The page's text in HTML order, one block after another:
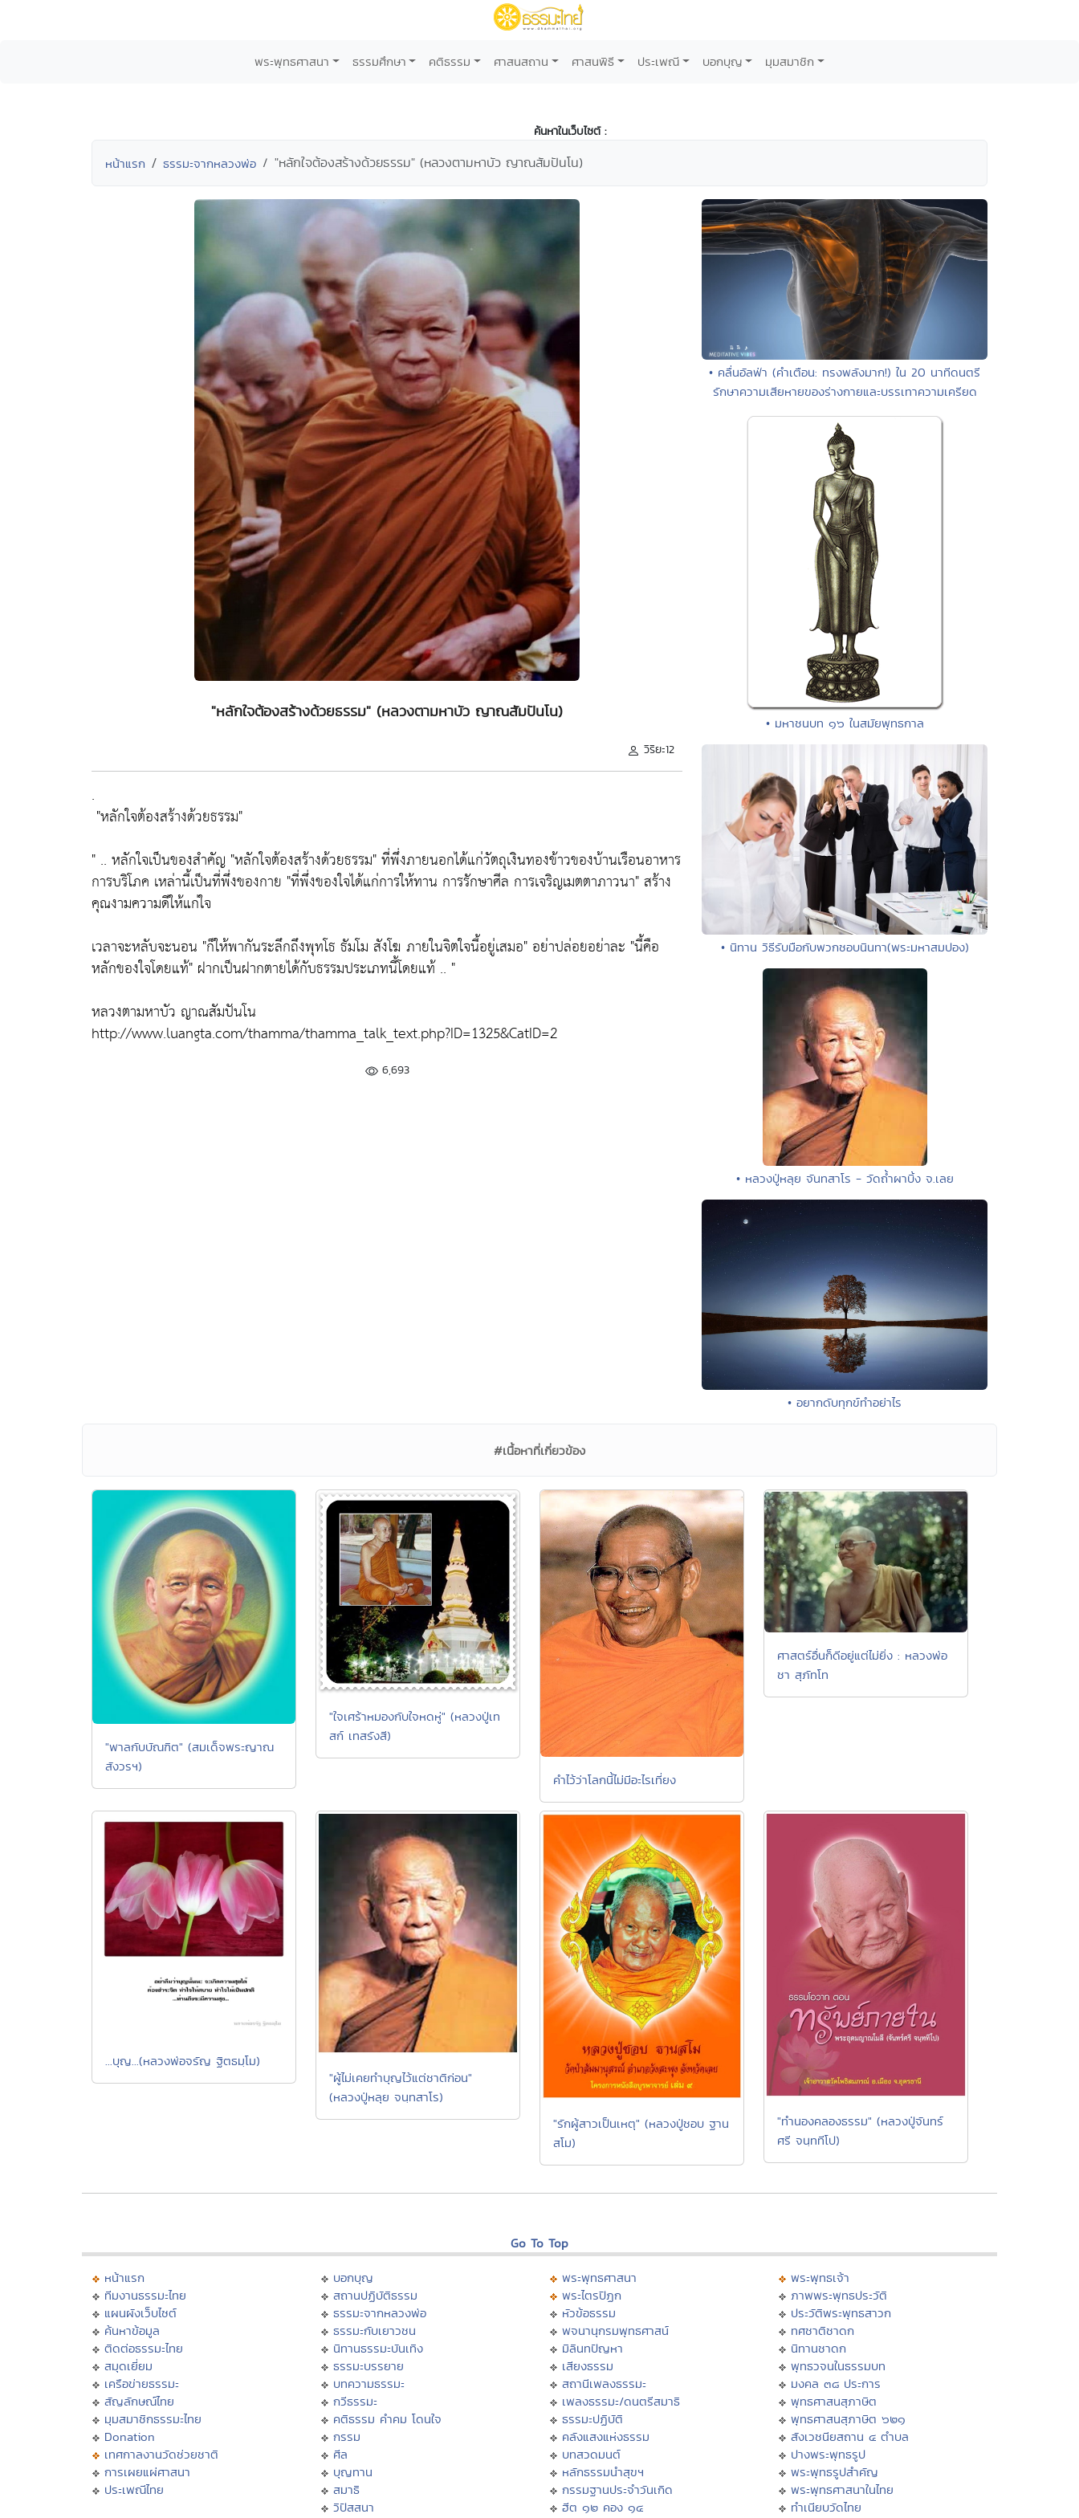
พระพุทธศาสนา ธรรมศึกษา คติธรรม ศาสนสถาน ศาสนพิธี ประเพณี บอกบุญ มุมสมาชิก
ค้นหาในเว็บไซต์ :
หน้าแรก ธรรมะจากหลวงพ่อ "หลักใจต้องสร้างด้วยธรรม" (หลวงตามหาบัว ญาณสัมปันโน)
"หลักใจต้องสร้างด้วยธรรม" (หลวงตามหาบัว ญาณสัมปันโน)
วิริยะ12
.
"หลักใจต้องสร้างด้วยธรรม"
" .. หลักใจเป็นของสำคัญ "หลักใจต้องสร้างด้วยธรรม"ที่พึ่งภายนอกได้แก่วัตถุเงินทองข้าวของบ้านเรือนอาหาร
การบริโภค เหล่านี้เป็นที่พึ่งของกาย "ที่พึ่งของใจได้แก่การให้ทาน การรักษาศีล การเจริญเมตตาภาวนา"สร้าง
คุณงามความดีให้แก่ใจ
เวลาจะหลับจะนอน "ก็ให้พากันระลึกถึงพุทโธ ธัมโม สังโฆ ภายในจิตใจนี้อยู่เสมอ"อย่าปล่อยอย่าละ "นี้คือ
หลักของใจโดยแท้" ฝากเป็นฝากตายได้กับธรรมประเภทนี้โดยแท้ .. "
หลวงตามหาบัว ญาณสัมปันโน
http://www.luangta.com/thamma/thamma_talk_text.php?ID=1325&CatID=2
6,693
• คลื่นอัลฟ่า (คำเตือน: ทรงพลังมาก!) ใน 20 นาทีดนตรี
รักษาความเสียหายของร่างกายและบรรเทาความเครียด
• มหาชนบท ๑๖ ในสมัยพุทธกาล
• นิทาน วิธีรับมือกับพวกชอบนินทา(พระมหาสมปอง)
• หลวงปู่หลุย จันทสาโร - วัดถ้ำผาบิ้ง จ.เลย
• อยากดับทุกข์ทำอย่าไร
#เนื้อหาที่เกี่ยวข้อง
"พาลกับบัณฑิต" (สมเด็จพระญาณ
สังวรฯ)
"ใจเศร้าหมองกับใจหดหู่" (หลวงปู่เท
สก์ เทสรังสี)
คำไว้ว่าโลกนี้ไม่มีอะไรเที่ยง
ศาสตร์อื่นก็ดีอยู่แต่ไม่ยิ่ง : หลวงพ่อ
ชา สุภัทโท
...บุญ...(หลวงพ่อจรัญ ฐิตธมฺโม)
"ผู้ไม่เคยทำบุญไว้แต่ชาติก่อน"
(หลวงปู่หลุย จนฺทสาโร)
"รักผู้สาวเป็นเหตุ" (หลวงปู่ชอบ ฐาน
สโม)
"ทำนองคลองธรรม" (หลวงปู่จันทร์
ศรี จนฺททีโป)
Go To Top
หน้าแรก
ทีมงานธรรมะไทย
แผนผังเว็บไซต์
ค้นหาข้อมูล
ติดต่อธรรมะไทย
สมุดเยี่ยม
เครือข่ายธรรมะ
สัญลักษณ์ไทย
มุมสมาชิกธรรมะไทย
Donation
เทศกาลงานวัดช่วยชาติ
การเผยแผ่ศาสนา
ประเพณีไทย
บอกบุญ
สถานปฏิบัติธรรม
ธรรมะจากหลวงพ่อ
ธรรมะกับเยาวชน
นิทานธรรมะบันเทิง
ธรรมะบรรยาย
บทความธรรมะ
กวีธรรมะ
คติธรรม คำคม โดนใจ
กรรม
ศีล
บุญทาน
สมาธิ
วิปัสสนา
พระพุทธศาสนา
พระไตรปิฏก
หัวข้อธรรม
พจนานุกรมพุทธศาสน์
มิลินทปัญหา
เสียงธรรม
สถานีเพลงธรรมะ
เพลงธรรมะ/ดนตรีสมาธิ
ธรรมะปฏิบัติ
คลังแสงแห่งธรรม
บทสวดมนต์
หลักธรรมนำสุขฯ
กรรมฐานประจำวันเกิด
ฮีต ๑๒ คอง ๑๔
พระพุทธเจ้า
ภาพพระพุทธประวัติ
ประวัติพระพุทธสาวก
ทศชาติชาดก
นิทานชาดก
พุทธวจนในธรรมบท
มงคล ๓๘ ประการ
พุทธศาสนสุภาษิต
พุทธศาสนสุภาษิต ๖๒๑
สังเวชนียสถาน ๔ ตำบล
ปางพระพุทธรูป
พระพุทธรูปสำคัญ
พระพุทธศาสนาในไทย
ทำเนียบวัดไทย